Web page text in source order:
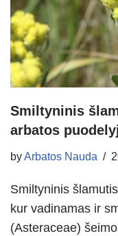
Smiltyninis
arbatos
byArbatos Nauda
Smiltyninis
kur vadinamas ir
(Asteraceae)